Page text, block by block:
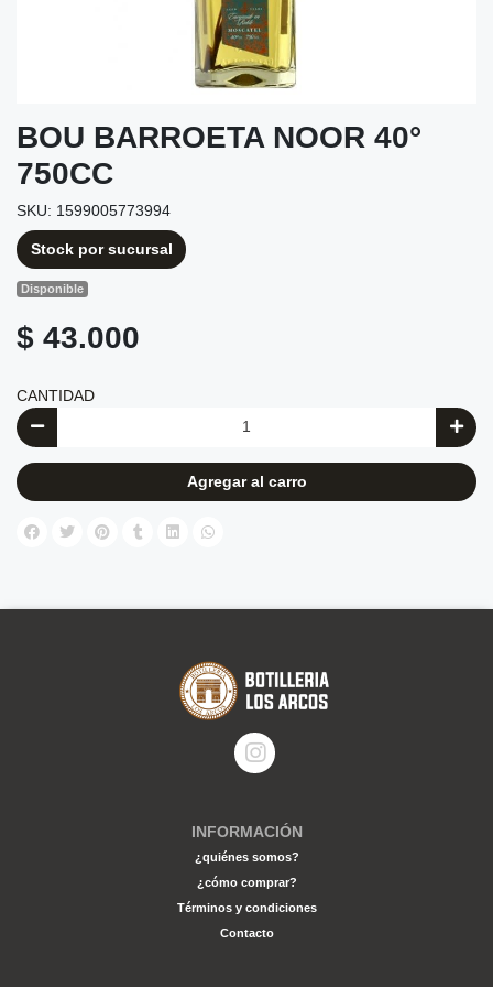
BOU BARROETA NOOR 40°
750CC
SKU: 1599005773994
Stock por sucursal
Disponible
$ 43.000
CANTIDAD
Agregar al carro
INFORMACIÓN
¿quiénes somos?
¿cómo comprar?
Términos y condiciones
Contacto